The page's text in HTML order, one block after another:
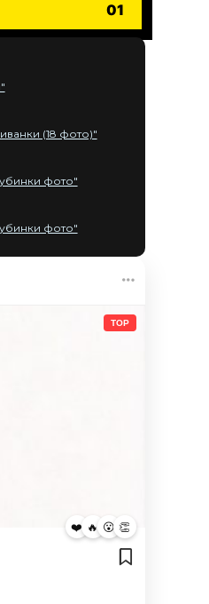
01
(18 фото)"
фото"
фото"
TOP
❤️ 🔥 😮 👏